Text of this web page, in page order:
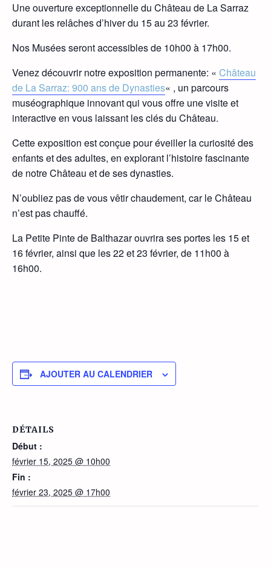
Une ouverture exceptionnelle du Château de La Sarraz
durant les relâches d’hiver du 15 au 23 février.
Nos Musées seront accessibles de 10h00 à 17h00.
Venez découvrir notre exposition permanente: « Château
de La Sarraz: 900 ans de Dynasties« , un parcours
muséographique innovant qui vous offre une visite et
interactive en vous laissant les clés du Château.
Cette exposition est conçue pour éveiller la curiosité des
enfants et des adultes, en explorant l’histoire fascinante
de notre Château et de ses dynasties.
N’oubliez pas de vous vêtir chaudement, car le Château
n’est pas chauffé.
La Petite Pinte de Balthazar ouvrira ses portes les 15 et
16 février, ainsi que les 22 et 23 février, de 11h00 à
16h00.
AJOUTER AU CALENDRIER
DÉTAILS
Début :
février 15, 2025 @ 10h00
Fin :
février 23, 2025 @ 17h00